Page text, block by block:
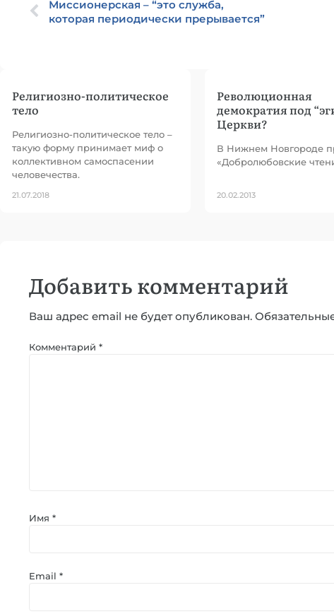
Миссионерская – “это служба,
которая периодически прерывается”
Религиозно-политическое
тело
Религиозно-политическое тело –
такую форму принимает миф о
коллективном самоспасении
человечества.
21.07.2018
Революционная
демократия под
Церкви?
В Нижнем Новгороде
«Добролюбовские
20.02.2013
Добавить комментарий
Ваш адрес email не будет опубликован.
Комментарий *
Имя *
Email *